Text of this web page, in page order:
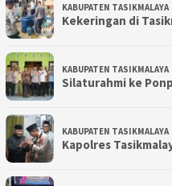
KABUPATEN TASIKMALAYA
Kekeringan di
KABUPATEN TASIKMALAYA
Silaturahmi ke
KABUPATEN TASIKMALAYA
Kapolres